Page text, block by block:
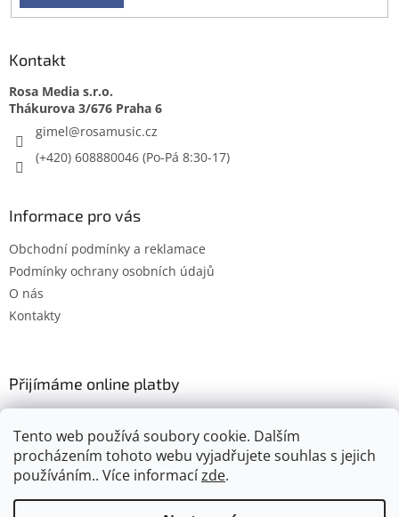
Tento web používá soubory cookie. Dalším
procházením tohoto webu vyjadřujete souhlas s jejich
používáním.. Více informacízde.
Kontakt
Rosa Media s.r.o.
gimel@rosamusic.cz
(+420) 608880046
Informace pro vás
Obchodní podmínky a reklamace
Podmínky ochrany osobních údajů
O nás
Kontakty
Přijímáme online platby